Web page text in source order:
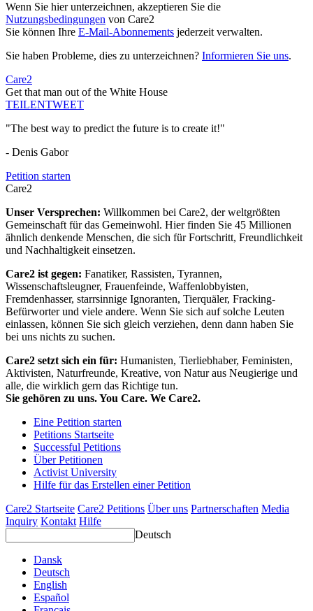
Wenn Sie hier unterzeichnen, akzeptieren Sie die
Nutzungsbedingungen von Care2
Sie können Ihre E-Mail-Abonnements jederzeit verwalten.
Sie haben Probleme, dies zu unterzeichnen? Informieren Sie uns.
Care2
Get that man out of the White House
TEILENTWEET
"The best way to predict the future is to create it!"
- Denis Gabor
Petition starten
Care2
Unser Versprechen: Willkommen bei Care2, der weltgrößten
Gemeinschaft für das Gemeinwohl. Hier finden Sie 45 Millionen
ähnlich denkende Menschen, die sich für Fortschritt, Freundlichkeit
und Nachhaltigkeit einsetzen.
Care2 ist gegen: Fanatiker, Rassisten, Tyrannen,
Wissenschaftsleugner, Frauenfeinde, Waffenlobbyisten,
Fremdenhasser, starrsinnige Ignoranten, Tierquäler, Fracking-
Befürworter und viele andere. Wenn Sie sich auf solche Leuten
einlassen, können Sie sich gleich verziehen, denn dann haben Sie
bei uns nichts zu suchen.
Care2 setzt sich ein für: Humanisten, Tierliebhaber, Feministen,
Aktivisten, Naturfreunde, Kreative, von Natur aus Neugierige und
alle, die wirklich gern das Richtige tun.
Sie gehören zu uns. You Care. We Care2.
Eine Petition starten
Petitions Startseite
Successful Petitions
Über Petitionen
Activist University
Hilfe für das Erstellen einer Petition
Care2 Startseite Care2 Petitions Über uns Partnerschaften Media
Inquiry Kontakt Hilfe
Deutsch
Dansk
Deutsch
English
Español